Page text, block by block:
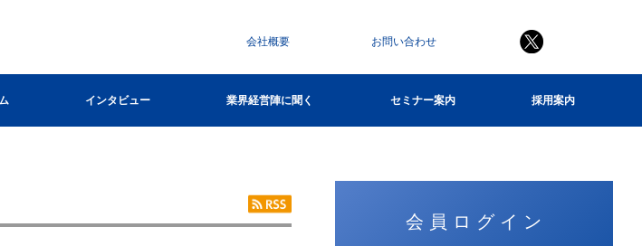
会社概要 お問い合わせ
インタビュー 業界経営陣に聞く セミナー案内 採用案内
会 員 ロ グ イ ン